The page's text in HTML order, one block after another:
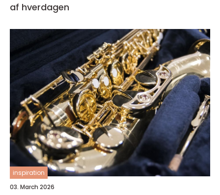
af hverdagen
inspiration
03. March 2026